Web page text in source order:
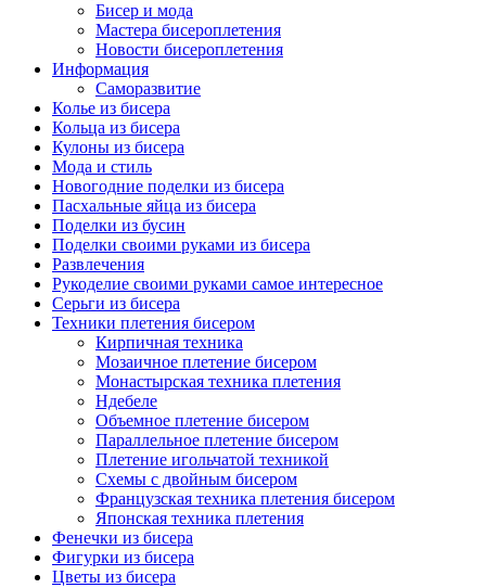
Бисер и мода
Мастера бисероплетения
Новости бисероплетения
Информация
Саморазвитие
Колье из бисера
Кольца из бисера
Кулоны из бисера
Мода и стиль
Новогодние поделки из бисера
Пасхальные яйца из бисера
Поделки из бусин
Поделки своими руками из бисера
Развлечения
Рукоделие своими руками самое интересное
Серьги из бисера
Техники плетения бисером
Кирпичная техника
Мозаичное плетение бисером
Монастырская техника плетения
Ндебеле
Объемное плетение бисером
Параллельное плетение бисером
Плетение игольчатой техникой
Схемы с двойным бисером
Французская техника плетения бисером
Японская техника плетения
Фенечки из бисера
Фигурки из бисера
Цветы из бисера